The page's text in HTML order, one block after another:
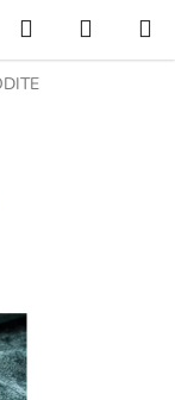
Hledat
KOŠÍK